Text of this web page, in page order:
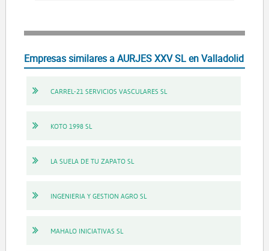
Empresas similares a AURJES XXV SL en Valladolid
CARREL-21 SERVICIOS VASCULARES SL
KOTO 1998 SL
LA SUELA DE TU ZAPATO SL
INGENIERIA Y GESTION AGRO SL
MAHALO INICIATIVAS SL